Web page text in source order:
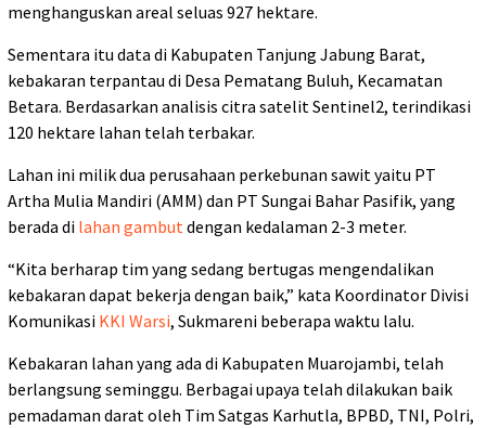
menghanguskan areal seluas 927 hektare.
Sementara itu data di Kabupaten Tanjung Jabung Barat,
kebakaran terpantau di Desa Pematang Buluh, Kecamatan
Betara. Berdasarkan analisis citra satelit Sentinel2, terindikasi
120 hektare lahan telah terbakar.
Lahan ini milik dua perusahaan perkebunan sawit yaitu PT
Artha Mulia Mandiri (AMM) dan PT Sungai Bahar Pasifik, yang
berada di lahan gambutdengan kedalaman 2-3 meter.
“Kita berharap tim yang sedang bertugas mengendalikan
kebakaran dapat bekerja dengan baik,” kata Koordinator Divisi
Komunikasi KKI Warsi, Sukmareni beberapa waktu lalu.
Kebakaran lahan yang ada di Kabupaten Muarojambi, telah
berlangsung seminggu. Berbagai upaya telah dilakukan baik
pemadaman darat oleh Tim Satgas Karhutla, BPBD, TNI, Polri,